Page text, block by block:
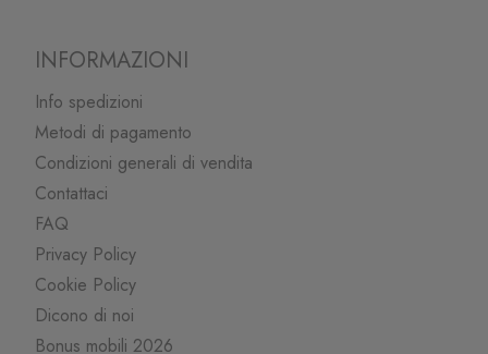
INFORMAZIONI
Info spedizioni
Metodi di pagamento
Condizioni generali di vendita
Contattaci
FAQ
Privacy Policy
Cookie Policy
Dicono di noi
Bonus mobili 2026